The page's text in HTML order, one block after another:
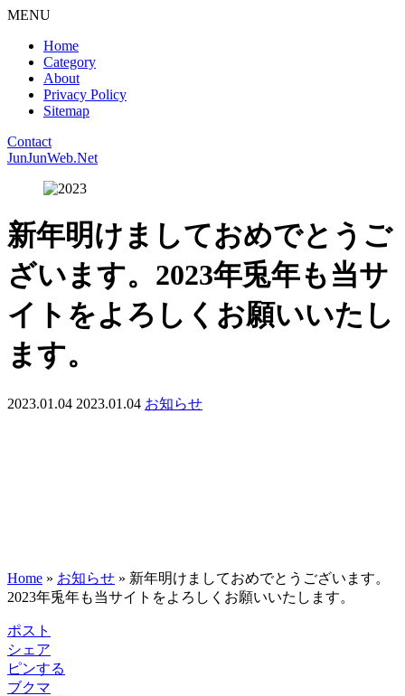
MENU
Home
Category
About
Privacy Policy
Sitemap
Contact
JunJunWeb.Net
新年明けましておめでとうご
ざいます。2023年兎年も当サ
イトをよろしくお願いいたし
ます。
2023.01.04 2023.01.04 お知らせ
Home » お知らせ » 新年明けましておめでとうございます。
2023年兎年も当サイトをよろしくお願いいたします。
ポスト
シェア
ピンする
ブクマ